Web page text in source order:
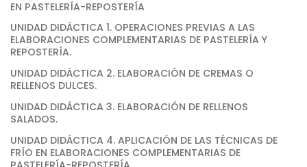
EN PASTELERÍA-REPOSTERÍA
UNIDAD DIDÁCTICA 1. OPERACIONES PREVIAS A LAS
ELABORACIONES COMPLEMENTARIAS DE PASTELERÍA Y
REPOSTERÍA.
UNIDAD DIDÁCTICA 2. ELABORACIÓN DE CREMAS O
RELLENOS DULCES.
UNIDAD DIDÁCTICA 3. ELABORACIÓN DE RELLENOS
SALADOS.
UNIDAD DIDÁCTICA 4. APLICACIÓN DE LAS TÉCNICAS DE
FRÍO EN ELABORACIONES COMPLEMENTARIAS DE